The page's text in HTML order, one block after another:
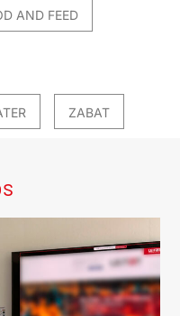
AND FEED
ZABAT